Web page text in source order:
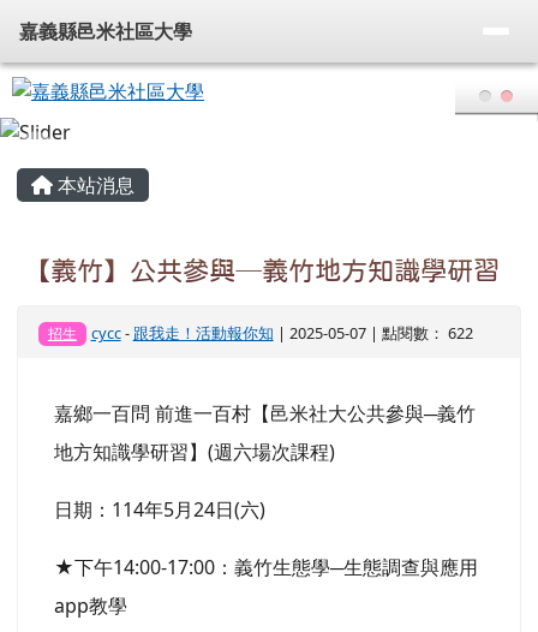
嘉義縣邑米社區大學
導覽列
嘉義縣邑米社區大學
主內容區域
本站消息
【義竹】公共參與─義竹地方知識學研習
招生 cycc- 跟我走！活動報你知 | 2025-05-07 | 點閱數： 622
嘉鄉一百問 前進一百村【邑米社大公共參與─義竹
地方知識學研習】(週六場次課程)
日期：114年5月24日(六)
★下午14:00-17:00：義竹生態學─生態調查與應用
app教學
頁尾區域